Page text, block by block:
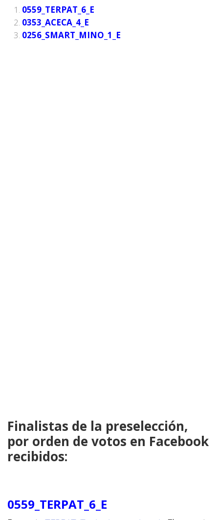
0559_TERPAT_6_E
0353_ACECA_4_E
0256_SMART_MINO_1_E
Finalistas de la preselección,
por orden de votos en Facebook
recibidos:
0559_TERPAT_6_E